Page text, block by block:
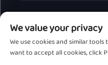
© 2025 ж. Chaоzhou Great
барлық құқық қорғалған.
We value your privacy
We use cookies and similar
want to accept all cookies, click